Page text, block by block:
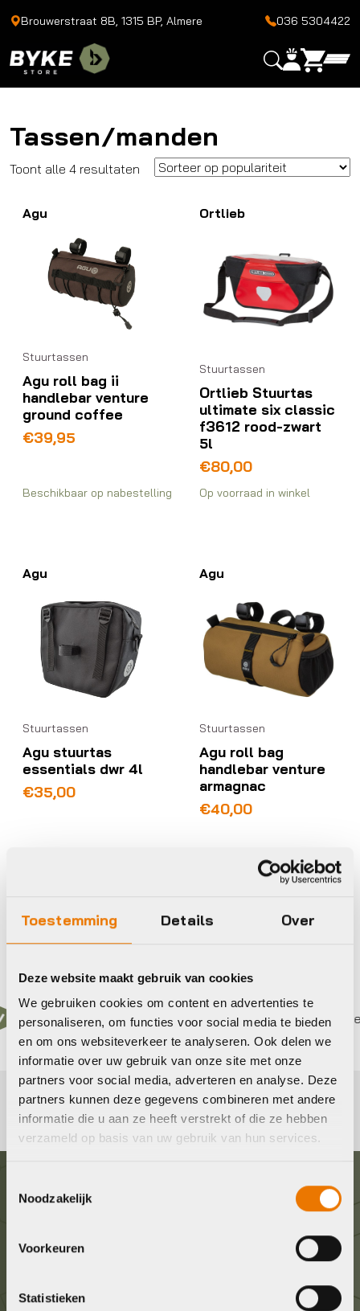
Toestemming Details Over
Deze website maakt gebruik van cookies
We gebruiken cookies om content en advertenties te
personaliseren, om functies voor social media te bieden
en om ons websiteverkeer te analyseren. Ook delen we
informatie over uw gebruik van onze site met onze
partners voor social media, adverteren en analyse. Deze
partners kunnen deze gegevens combineren met andere
informatie die u aan ze heeft verstrekt of die ze hebben
verzameld op basis van uw gebruik van hun services.
Noodzakelijk
Voorkeuren
Statistieken
Brouwerstraat 8B, 1315 BP, Almere 036 5304422
Tassen/manden
Toont alle 4 resultaten Gesorteerd
populariteit
Agu
Stuurtassen
Agu roll bag ii
handlebar venture
ground coffee
€39,95
Beschikbaar op nabestelling
Ortlieb
Stuurtassen
Ortlieb Stuurtas
ultimate six classic
f3612 rood-zwart
5l
€80,00
Op voorraad in winkel
Agu
Stuurtassen
Agu stuurtas
essentials dwr 4l
€35,00
Agu
Stuurtassen
Agu roll bag
handlebar venture
armagnac
€40,00
3 keer betalen,0%rente Eigen werkplaats met
Graag in contact komen?
Wij staan voor je klaar! Neem contact op via de